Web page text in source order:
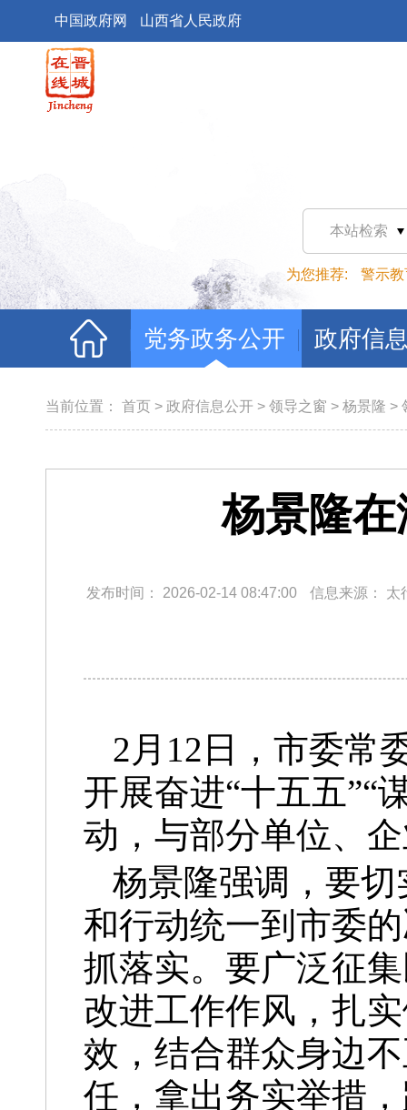
中国政府网 山西省人民政府
本站检索
为您推荐: 警示教
党务政务公开 政府信
当前位置： 首页 > 政府信息公开 > 领导之窗 > 杨景隆 >
杨景隆
发布时间： 2026-02-14 08:47:00 信息来源： 太
2月12日，市委常
开展奋进“十五五”“
动，与部分单位、
杨景隆强调，要
和行动统一到市委
抓落实。要广泛征
改进工作作风，扎
效，结合群众身边
任，拿出务实举措